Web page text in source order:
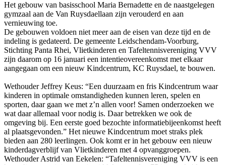
Het gebouw van basisschool Maria Bernadette en de naastgelegen
gymzaal aan de Van Ruysdaellaan zijn verouderd en aan
vernieuwing toe.
De gebouwen voldoen niet meer aan de eisen van deze tijd en de
indeling is gedateerd. De gemeente Leidschendam-Voorburg,
Stichting Panta Rhei, Vlietkinderen en Tafeltennisvereniging VVV
zijn daarom op 16 januari een intentieovereenkomst met elkaar
aangegaan om een nieuw Kindcentrum, KC Ruysdael, te bouwen.
Wethouder Jeffrey Keus: “Een duurzaam en fris Kindcentrum waar
kinderen in optimale omstandigheden kunnen leren, spelen en
sporten, daar gaan we met z’n allen voor! Samen onderzoeken we
wat daar allemaal voor nodig is. Daar betrekken we ook de
omgeving bij. Een eerste goed bezochte informatiebijeenkomst heeft
al plaatsgevonden.” Het nieuwe Kindcentrum moet straks plek
bieden aan 280 leerlingen. Ook komt er in het gebouw een nieuw
kinderdagverblijf van Vlietkinderen met 4 opvanggroepen.
Wethouder Astrid van Eekelen: “Tafeltennisvereniging VVV is een